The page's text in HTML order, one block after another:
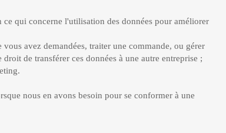
qui concerne l'utilisation des données pour améliorer
avez demandées, traiter une commande, ou gérer
de transférer ces données à une autre entreprise ;
nous en avons besoin pour se conformer à une